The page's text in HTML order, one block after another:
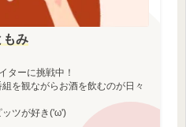
もみ
ターに挑戦中！
を観ながらお酒を飲むのが日々
ッツが好き('ω')